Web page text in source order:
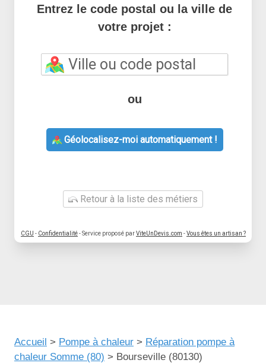
Entrez le code postal ou la ville de
votre projet :
ou
Géolocalisez-moi automatiquement !
Retour à la liste des métiers
CGU - Confidentialité- Service proposé parViteUnDevis.com -Vous êtes un artisan ?
Accueil > Pompe à chaleur > Réparation pompe à
chaleur Somme (80) > Bourseville (80130)